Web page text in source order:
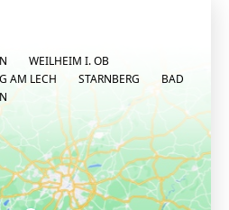
WEILHEIM I. OB
AM LECH STARNBERG
BAD